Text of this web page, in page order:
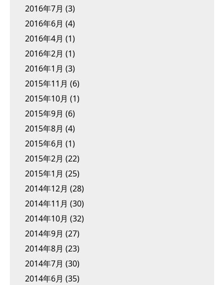
2016年7月 (3)
2016年6月 (4)
2016年4月 (1)
2016年2月 (1)
2016年1月 (3)
2015年11月 (6)
2015年10月 (1)
2015年9月 (6)
2015年8月 (4)
2015年6月 (1)
2015年2月 (22)
2015年1月 (25)
2014年12月 (28)
2014年11月 (30)
2014年10月 (32)
2014年9月 (27)
2014年8月 (23)
2014年7月 (30)
2014年6月 (35)